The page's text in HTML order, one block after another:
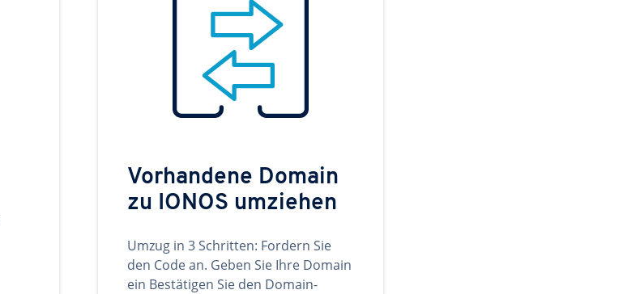
Vorhandene Domain
zu IONOS umziehen
Umzug in 3 Schritten: Fordern Sie
den Code an. Geben Sie Ihre Domain
ein Bestätigen Sie den Domain-